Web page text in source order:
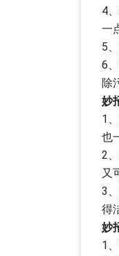
4
一
5
6
除
妙
1
也
2
又
3
得
妙
1